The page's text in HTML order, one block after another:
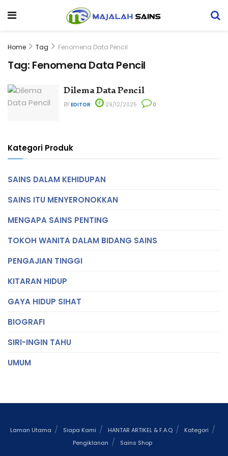
Home Tag Fenomena Data Pencil
Tag: Fenomena Data Pencil
Dilema Data Pencil
BY EDITOR 29/12/2025 0
Kategori Produk
SAINS DALAM KEHIDUPAN
SAINS ITU MENYERONOKKAN
MENGAPA SAINS PENTING
TOKOH WANITA DALAM BIDANG SAINS
PENGAJIAN TINGGI
KITARAN HIDUP
GAYA HIDUP SIHAT
BIOGRAFI
SIRI-INGIN TAHU
UMUM
Laman Utama Siapa Kami HANTAR ARTIKEL & F.A.Q
Kategori
Pengiklanan
Sains Shop